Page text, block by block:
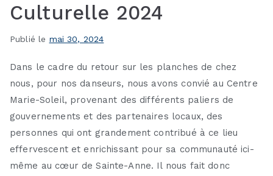
Culturelle 2024
Publié le mai 30, 2024
Dans le cadre du retour sur les planches de chez
nous, pour nos danseurs, nous avons convié au Centre
Marie-Soleil, provenant des différents paliers de
gouvernements et des partenaires locaux, des
personnes qui ont grandement contribué à ce lieu
effervescent et enrichissant pour sa communauté ici-
même au cœur de Sainte-Anne. Il nous fait donc